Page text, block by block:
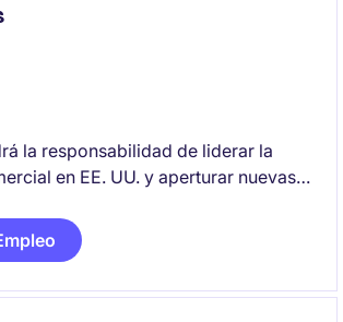
la responsabilidad de liderar la
en EE. UU. y aperturar nuevas
rol clave para hunters estratégicos
negocio real y escalar cuentas